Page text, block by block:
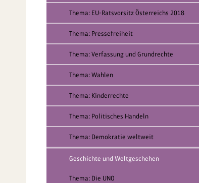
Thema: EU-Ratsvorsitz Österreichs 2018
Thema: Pressefreiheit
Thema: Verfassung und Grundrechte
Thema: Wahlen
Thema: Kinderrechte
Thema: Politisches Handeln
Thema: Demokratie weltweit
Geschichte und Weltgeschehen
Thema: Die UNO